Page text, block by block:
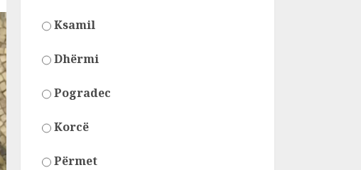
Ksamil
Dhërmi
Pogradec
Korcë
Përmet